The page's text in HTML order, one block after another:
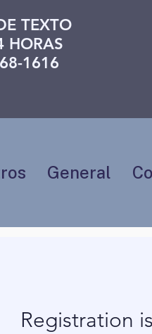
TEXTO
HORAS
1616
General
Registration